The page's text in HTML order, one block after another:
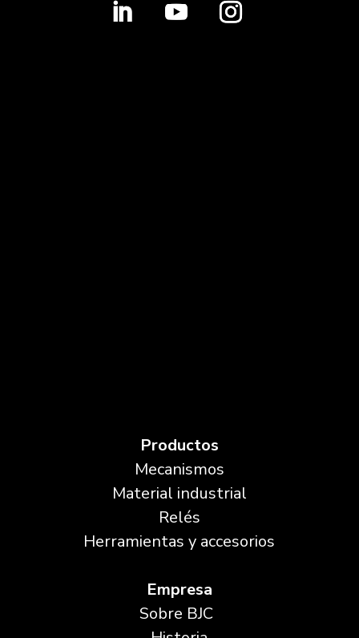
Productos
Mecanismos
Material industrial
Relés
Herramientas y accesorios
Empresa
Sobre BJC